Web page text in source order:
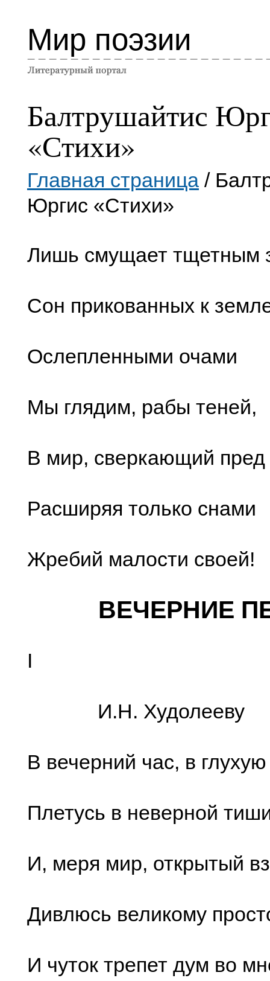
Мир поэзии
Балтрушайтис
«Стихи»
Главная страница /
Юргис «Стихи»
Лишь смущает тщетным
Сон прикованных к
Ослепленными очами
Мы глядим, рабы теней,
В мир, сверкающий
Расширяя только снами
Жребий малости cвoeй!
ВЕЧЕРНИЕ
I
И.Н. Худолееву
В вечерний час, в глухую
Плетусь в неверной
И, меря мир, открытый
Дивлюсь великому
И чуток трепет дум во